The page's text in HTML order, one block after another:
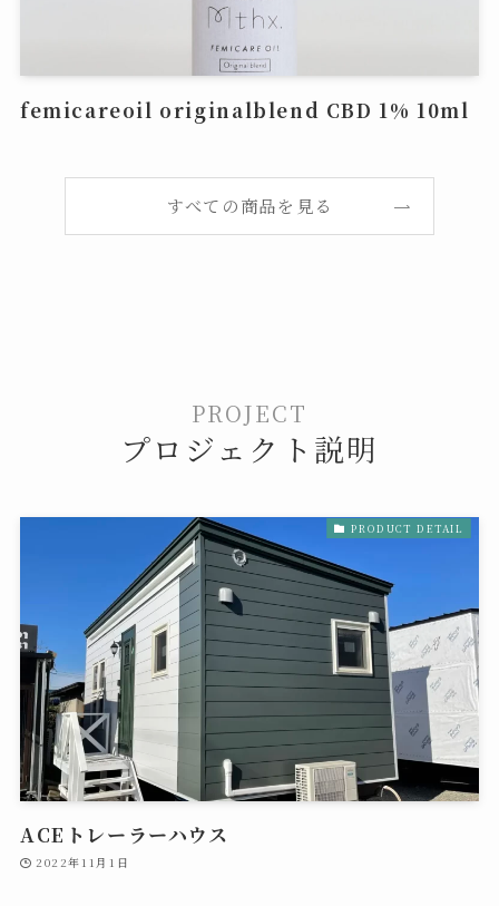
femicareoil originalblend CBD 1% 10ml
すべての商品を見る
PROJECT
プロジェクト説明
PRODUCT DETAIL
ACEトレーラーハウス
2022年11月1日